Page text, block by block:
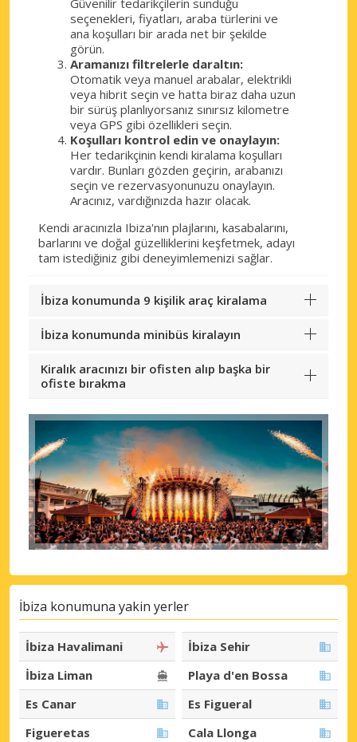
seçenekleri, fiyatları, araba türlerini ve
ana koşulları bir arada net bir şekilde
görün.
Aramanızı filtrelerle daraltın:
Otomatik veya manuel arabalar, elektrikli
veya hibrit seçin ve hatta biraz daha uzun
bir sürüş planlıyorsanız sınırsız kilometre
veya GPS gibi özellikleri seçin.
Koşulları kontrol edin ve onaylayın:
Her tedarikçinin kendi kiralama koşulları
vardır. Bunları gözden geçirin, arabanızı
seçin ve rezervasyonunuzu onaylayın.
Aracınız, vardığınızda hazır olacak.
Kendi aracınızla Ibiza'nın plajlarını, kasabalarını,
barlarını ve doğal güzelliklerini keşfetmek, adayı
tam istediğiniz gibi deneyimlemenizi sağlar.
İbiza konumunda 9 kişilik araç kiralama
İbiza konumunda minibüs kiralayın
Kiralık aracınızı bir ofisten alıp başka bir
ofiste bırakma
İbiza konumuna yakin yerler
İbiza Havalimani
İbiza Sehir
İbiza Liman
Playa d'en Bossa
Es Canar
Es Figueral
Figueretas
Cala Llonga